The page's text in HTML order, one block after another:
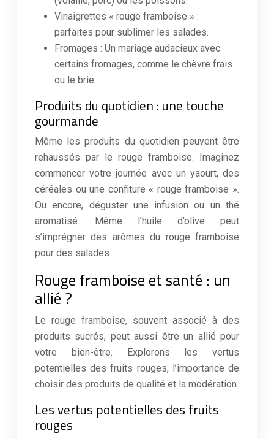
Vinaigrettes « rouge framboise » :
parfaites pour sublimer les salades.
Fromages : Un mariage audacieux avec
certains fromages, comme le chèvre frais
ou le brie.
Produits du quotidien : une touche
gourmande
Même les produits du quotidien peuvent être
rehaussés par le rouge framboise. Imaginez
commencer votre journée avec un yaourt, des
céréales ou une confiture « rouge framboise ».
Ou encore, déguster une infusion ou un thé
aromatisé. Même l’huile d’olive peut
s’imprégner des arômes du rouge framboise
pour des salades.
Rouge framboise et santé : un
allié ?
Le rouge framboise, souvent associé à des
produits sucrés, peut aussi être un allié pour
votre bien-être. Explorons les vertus
potentielles des fruits rouges, l’importance de
choisir des produits de qualité et la modération.
Les vertus potentielles des fruits
rouges